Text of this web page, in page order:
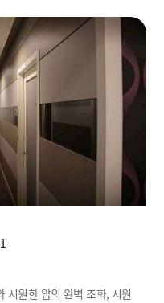
시원한 압의 완벽 조화, 시원